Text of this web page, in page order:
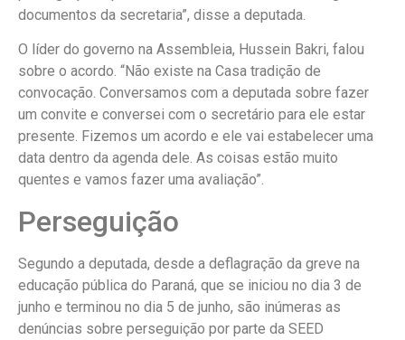
documentos da secretaria”, disse a deputada.
O líder do governo na Assembleia, Hussein Bakri, falou
sobre o acordo. “Não existe na Casa tradição de
convocação. Conversamos com a deputada sobre fazer
um convite e conversei com o secretário para ele estar
presente. Fizemos um acordo e ele vai estabelecer uma
data dentro da agenda dele. As coisas estão muito
quentes e vamos fazer uma avaliação”.
Perseguição
Segundo a deputada, desde a deflagração da greve na
educação pública do Paraná, que se iniciou no dia 3 de
junho e terminou no dia 5 de junho, são inúmeras as
denúncias sobre perseguição por parte da SEED